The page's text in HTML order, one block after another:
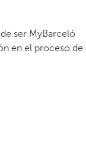
ser MyBarceló
en el proceso